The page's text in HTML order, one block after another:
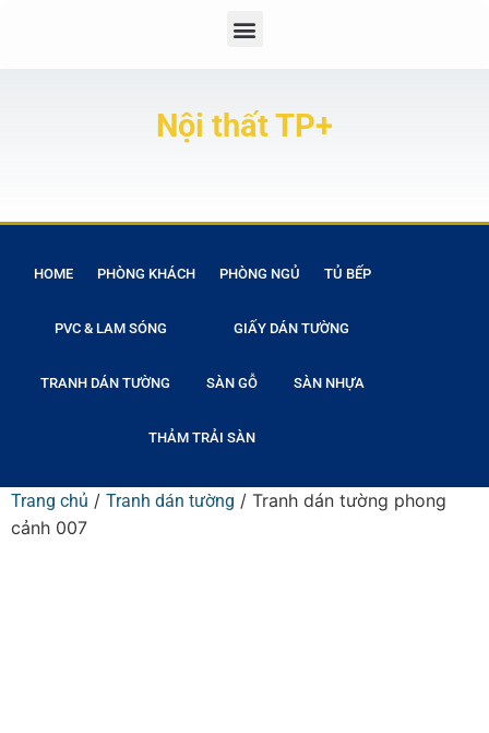
Nội thất TP+
HOME PHÒNG KHÁCH PHÒNG NGỦ TỦ BẾP
PVC & LAM SÓNG GIẤY DÁN TƯỜNG
TRANH DÁN TƯỜNG SÀN GỖ SÀN NHỰA
THẢM TRẢI SÀN
Trang chủ / Tranh dán tường / Tranh dán tường phong
cảnh 007